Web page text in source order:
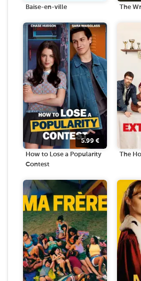
Baise-en-ville The
5.99 €
How to Lose a Popularity
Contest
The